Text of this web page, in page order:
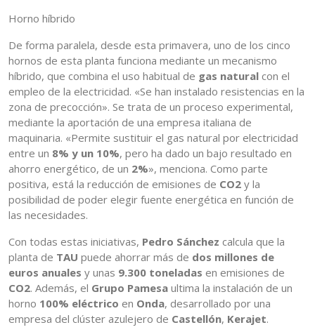
Horno híbrido
De forma paralela, desde esta primavera, uno de los cinco
hornos de esta planta funciona mediante un mecanismo
híbrido, que combina el uso habitual de gas natural con el
empleo de la electricidad. «Se han instalado resistencias en la
zona de precocción». Se trata de un proceso experimental,
mediante la aportación de una empresa italiana de
maquinaria. «Permite sustituir el gas natural por electricidad
entre un 8% y un 10%, pero ha dado un bajo resultado en
ahorro energético, de un 2%», menciona. Como parte
positiva, está la reducción de emisiones de CO2 y la
posibilidad de poder elegir fuente energética en función de
las necesidades.
Con todas estas iniciativas, Pedro Sánchez calcula que la
planta de TAU puede ahorrar más de dos millones de
euros anuales y unas 9.300 toneladas en emisiones de
CO2. Además, el Grupo Pamesa ultima la instalación de un
horno 100% eléctrico en Onda, desarrollado por una
empresa del clúster azulejero de Castellón, Kerajet.